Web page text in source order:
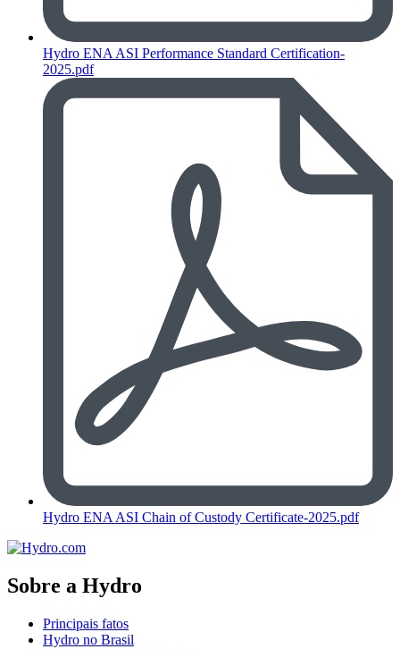
Hydro ENA ASI Performance Standard Certification-
2025.pdf
Hydro ENA ASI Chain of Custody Certificate-2025.pdf
Sobre a Hydro
Principais fatos
Hydro no Brasil